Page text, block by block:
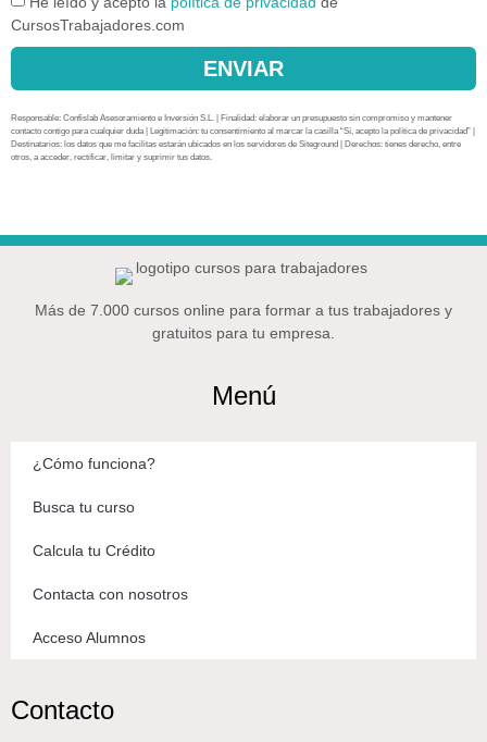
CursosTrabajadores.com
ENVIAR
Responsable: Confislab Asesoramiento e Inversión S.L. | Finalidad: elaborar un presupuesto sin compromiso y mantener
contacto contigo para cualquier duda | Legitimación: tu consentimiento al marcar la casilla “Sí, acepto la política de privacidad” |
Destinatarios: los datos que me facilitas estarán ubicados en los servidores de Siteground | Derechos: tienes derecho, entre
otros, a acceder, rectificar, limitar y suprimir tus datos.
Más de 7.000 cursos online para formar a tus trabajadores y
gratuitos para tu empresa.
Menú
¿Cómo funciona?
Busca tu curso
Calcula tu Crédito
Contacta con nosotros
Acceso Alumnos
Contacto